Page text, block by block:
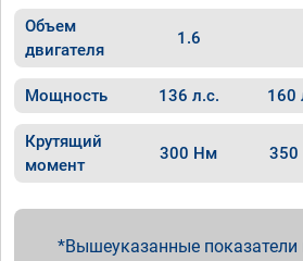
Объем
двигателя
1.6
Мощность 136 л.с. 160
Крутящий
момент
300 Нм
Вышеуказанные показатели